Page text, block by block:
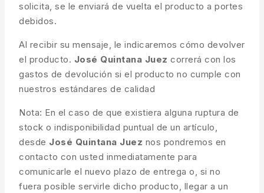
solicita, se le enviará de vuelta el producto a portes
debidos.
Al recibir su mensaje, le indicaremos cómo devolver
el producto. José Quintana Juez correrá con los
gastos de devolución si el producto no cumple con
nuestros estándares de calidad
Nota: En el caso de que existiera alguna ruptura de
stock o indisponibilidad puntual de un artículo,
desde José Quintana Juez nos pondremos en
contacto con usted inmediatamente para
comunicarle el nuevo plazo de entrega o, si no
fuera posible servirle dicho producto, llegar a un